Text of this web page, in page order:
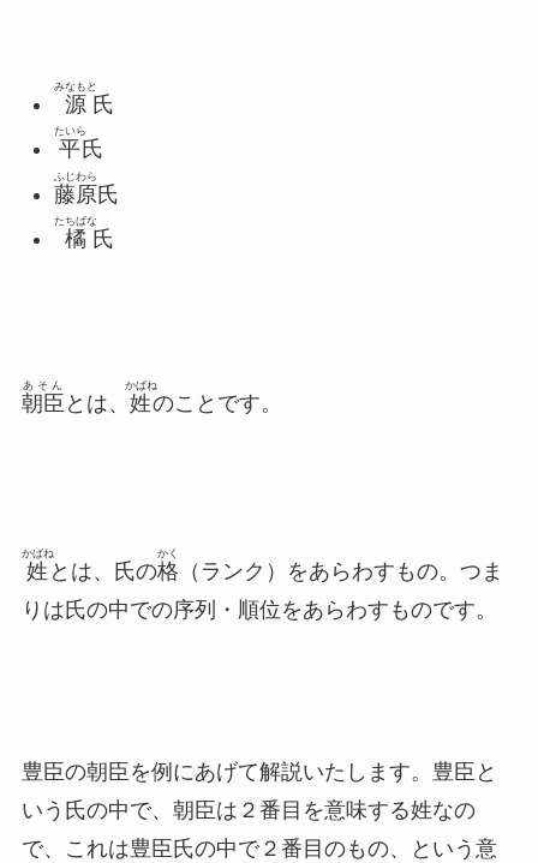
源
みなもと
氏
平
たいら
氏
藤原
ふじわら
氏
橘
たちばな
氏
朝臣
あそん
とは、 姓
かばね
のことです。
姓
かばね
とは、氏の格
かく
（ランク）をあらわすもの。つま
りは氏の中での序列・順位をあらわすものです。
豊臣の朝臣を例にあげて解説いたします。豊臣と
いう氏の中で、朝臣は２番目を意味する姓なの
で、これは豊臣氏の中で２番目のもの、という意